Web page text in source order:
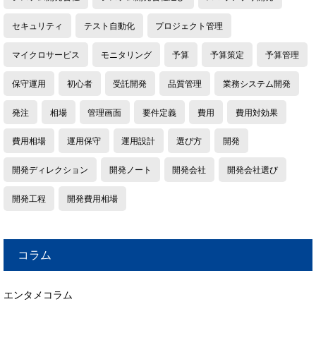
セキュリティ テスト自動化 プロジェクト管理
マイクロサービス モニタリング 予算 予算策定 予算管理
保守運用 初心者 受託開発 品質管理 業務システム開発
発注 相場 管理画面 要件定義 費用 費用対効果
費用相場 運用保守 運用設計 選び方 開発
開発ディレクション 開発ノート 開発会社 開発会社選び
開発工程 開発費用相場
コラム
エンタメコラム